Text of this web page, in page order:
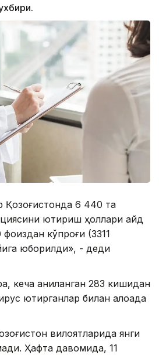
Қозоғистонда 6 440 та
юқтириш ҳоллари қайд
кўпроғи (3311
юборилди», - деди
кеча аниқланган 283 кишидан
юқтирганлар билан алоқада
вилоятларида янги
Ҳафта давомида, 11